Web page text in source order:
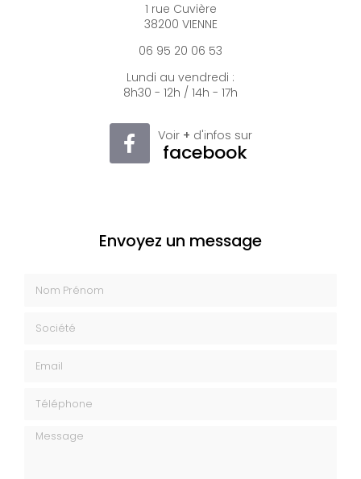
1 rue Cuvière
38200 VIENNE
06 95 20 06 53
Lundi au vendredi :
8h30 - 12h / 14h - 17h
Voir + d'infos sur
facebook
Envoyez un message
Message